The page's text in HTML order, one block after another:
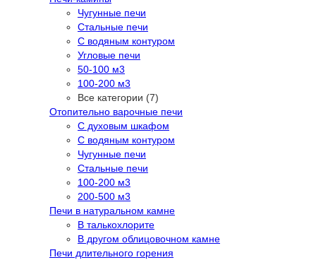
Чугунные печи
Стальные печи
С водяным контуром
Угловые печи
50-100 м3
100-200 м3
Все категории (7)
Отопительно варочные печи
С духовым шкафом
С водяным контуром
Чугунные печи
Стальные печи
100-200 м3
200-500 м3
Печи в натуральном камне
В талькохлорите
В другом облицовочном камне
Печи длительного горения